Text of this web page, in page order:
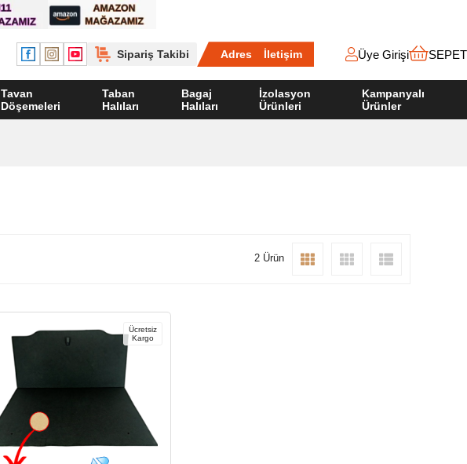
Sipariş Takibi Adres İletişim Üye Girişi SEPET
Tavan
Döşemeleri
Taban
Halıları
Bagaj
Halıları
İzolasyon
Ürünleri
Kampanyalı
Ürünler
2 Ürün
Ücretsiz
Kargo